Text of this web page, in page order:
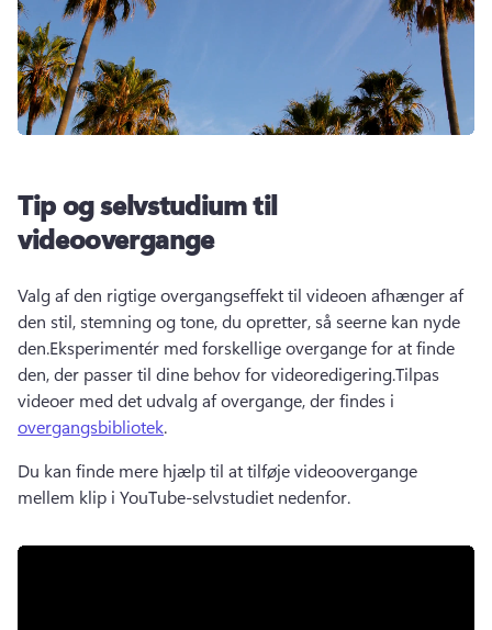
Tip og selvstudium til
videoovergange
Valg af den rigtige overgangseffekt til videoen afhænger af
den stil, stemning og tone, du opretter, så seerne kan nyde
den.Eksperimentér med forskellige overgange for at finde
den, der passer til dine behov for videoredigering.Tilpas
videoer med det udvalg af overgange, der findes i
overgangsbibliotek.
Du kan finde mere hjælp til at tilføje videoovergange
mellem klip i YouTube-selvstudiet nedenfor.